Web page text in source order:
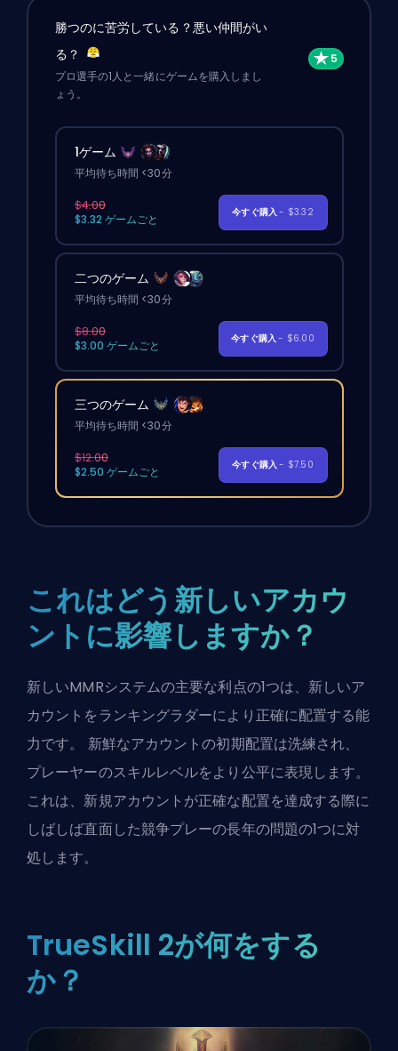
勝つのに苦労している？悪い仲間がい
る？
プロ選手の1人と一緒にゲームを購入しまし
ょう。
1ゲーム
平均待ち時間 <30分
$4.00
$3.32 ゲームごと
今すぐ購入- $3.32
二つのゲーム
平均待ち時間 <30分
$8.00
$3.00 ゲームごと
今すぐ購入- $6.00
三つのゲーム
平均待ち時間 <30分
$12.00
$2.50 ゲームごと
今すぐ購入- $7.50
これはどう新しいアカウ
ントに影響しますか？
新しいMMRシステムの主要な利点の1つは、新しいア
カウントをランキングラダーにより正確に配置する能
力です。 新鮮なアカウントの初期配置は洗練され、
プレーヤーのスキルレベルをより公平に表現します。
これは、新規アカウントが正確な配置を達成する際に
しばしば直面した競争プレーの長年の問題の1つに対
処します。
TrueSkill 2が何をする
か？